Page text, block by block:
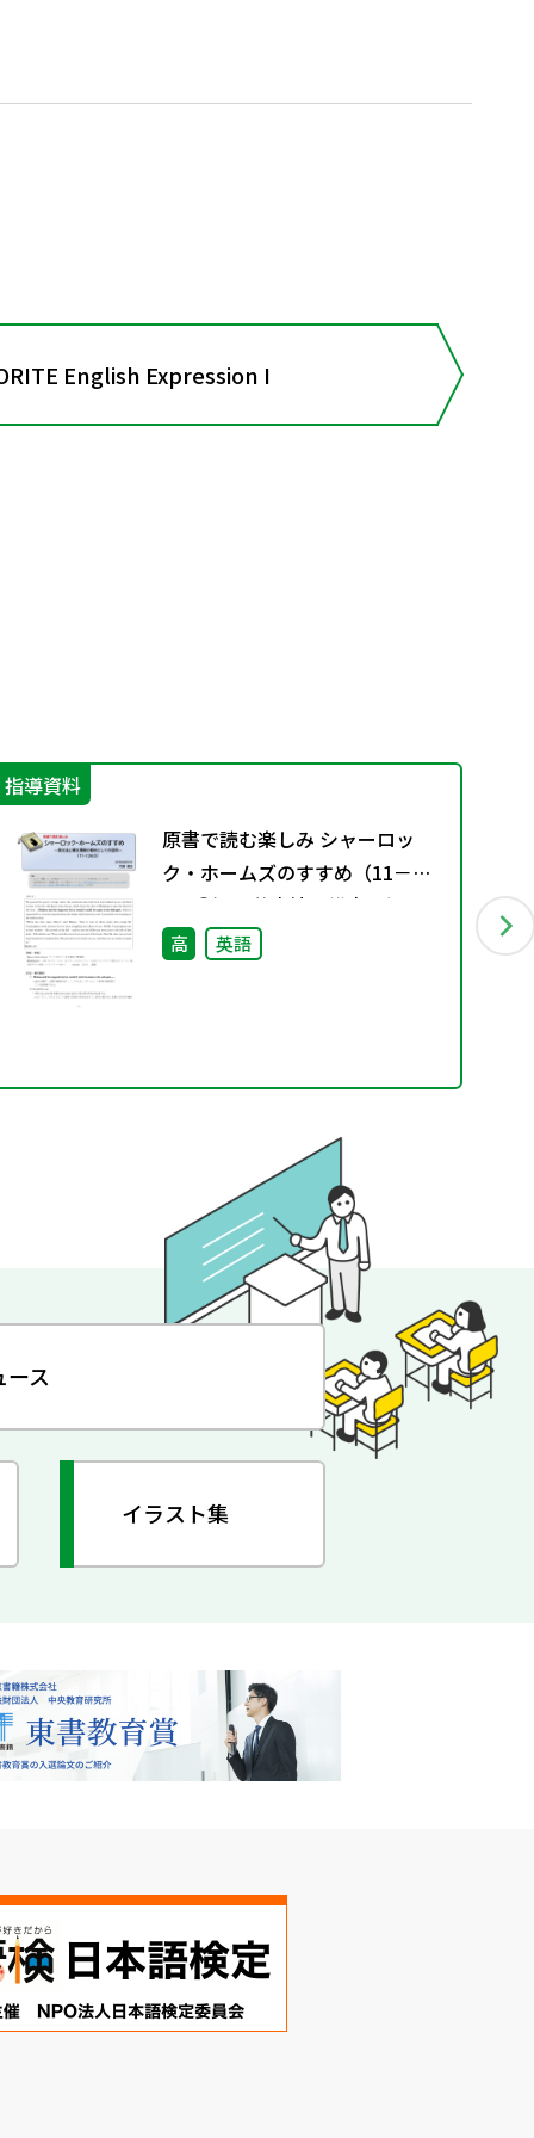
English Expression I
指導資料
原書で読む楽しみ シャーロッ
ク・ホームズのすすめ（11－
136③）―英文法と構文理解の教
材としての活用―
高 英語
ース
イラスト集